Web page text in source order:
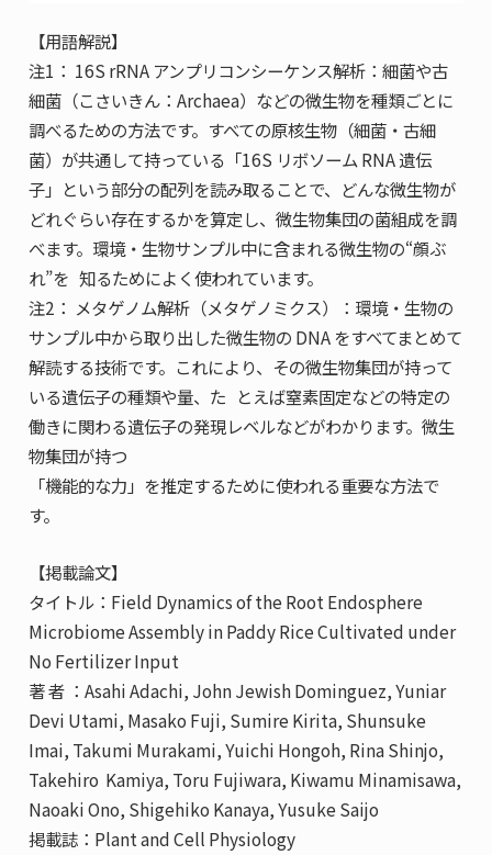
【用語解説】
注1： 16S rRNA アンプリコンシーケンス解析：細菌や古
細菌（こさいきん：Archaea）などの微生物を種類ごとに
調べるための方法です。すべての原核生物（細菌・古細
菌）が共通して持っている「16S リボソーム RNA 遺伝
子」という部分の配列を読み取ることで、どんな微生物が
どれぐらい存在するかを算定し、微生物集団の菌組成を調
べます。環境・生物サンプル中に含まれる微生物の“顔ぶ
れ”を 知るためによく使われています。
注2： メタゲノム解析（メタゲノミクス）：環境・生物の
サンプル中から取り出した微生物の DNA をすべてまとめて
解読する技術です。これにより、その微生物集団が持って
いる遺伝子の種類や量、た とえば窒素固定などの特定の
働きに関わる遺伝子の発現レベルなどがわかります。微生
物集団が持つ
「機能的な力」を推定するために使われる重要な方法で
す。
【掲載論文】
タイトル：Field Dynamics of the Root Endosphere
Microbiome Assembly in Paddy Rice Cultivated under
No Fertilizer Input
著 者 ：Asahi Adachi, John Jewish Dominguez, Yuniar
Devi Utami, Masako Fuji, Sumire Kirita, Shunsuke
Imai, Takumi Murakami, Yuichi Hongoh, Rina Shinjo,
Takehiro Kamiya, Toru Fujiwara, Kiwamu Minamisawa,
Naoaki Ono, Shigehiko Kanaya, Yusuke Saijo
掲載誌：Plant and Cell Physiology